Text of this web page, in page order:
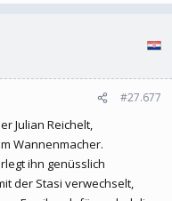
#27.677
Julian Reichelt,
Wannenmacher.
ihn genüsslich
der Stasi verwechselt,